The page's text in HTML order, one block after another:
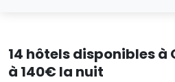
14 hôtels disponibles à
à 140€ la nuit